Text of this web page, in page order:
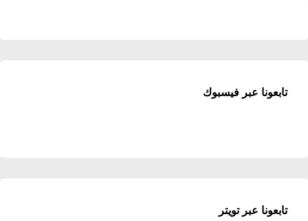
تابعونا عبر فيسبوك
تابعونا عبر تويتر